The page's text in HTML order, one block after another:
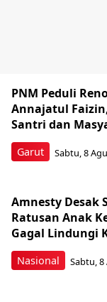
Garut
PNM Peduli
Annajatul
Santri dan
Sabtu, 8
Nasional
Amnesty Desak
Ratusan Anak
Gagal Lindungi
Sabtu, 8